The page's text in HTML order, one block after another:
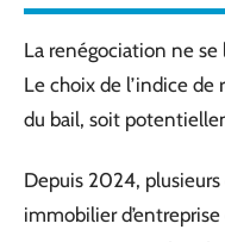
La renégociation ne
Le choix de l’indice
du bail, soit
Depuis 2024,
immobilier